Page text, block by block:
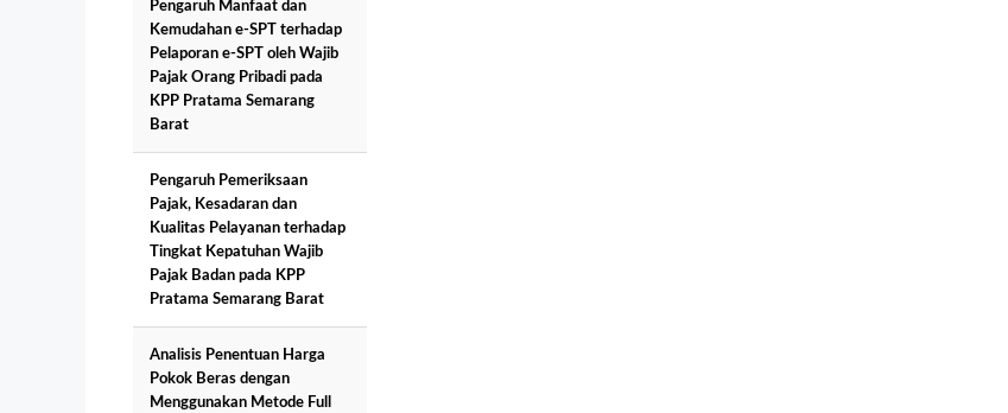
Pengaruh Manfaat dan
Kemudahan e-SPT terhadap
Pelaporan e-SPT oleh Wajib
Pajak Orang Pribadi pada
KPP Pratama Semarang
Barat
Pengaruh Pemeriksaan
Pajak, Kesadaran dan
Kualitas Pelayanan terhadap
Tingkat Kepatuhan Wajib
Pajak Badan pada KPP
Pratama Semarang Barat
Analisis Penentuan Harga
Pokok Beras dengan
Menggunakan Metode Full